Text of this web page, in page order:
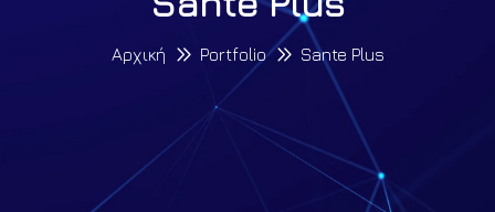
Αρχική Portfolio Sante Plus